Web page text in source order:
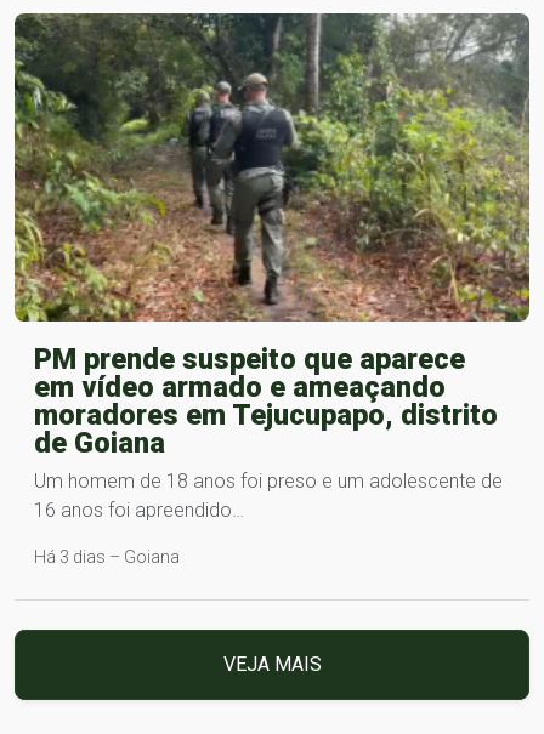
PM prende suspeito que aparece
em vídeo armado e ameaçando
moradores em Tejucupapo, distrito
de Goiana
Um homem de 18 anos foi preso e um adolescente de
16 anos foi apreendido…
Há 3 dias – Goiana
VEJA MAIS